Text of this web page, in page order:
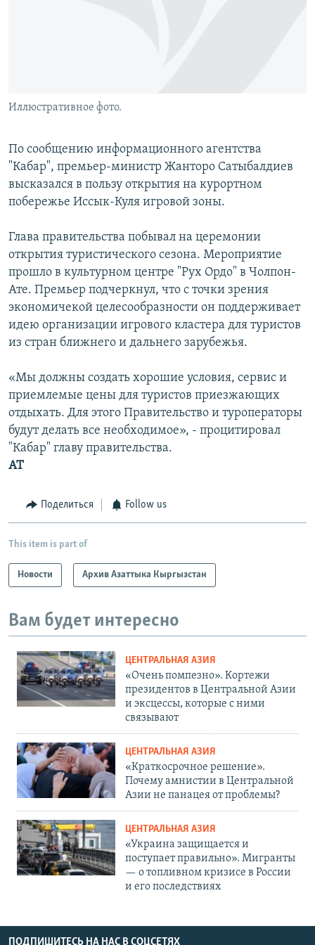
Иллюстративное фото.
По сообщению информационного агентства
"Кабар", премьер-министр Жанторо Сатыбалдиев
высказался в пользу открытия на курортном
побережье Иссык-Куля игровой зоны.
Глава правительства побывал на церемонии
открытия туристического сезона. Мероприятие
прошло в культурном центре "Рух Ордо" в Чолпон-
Ате. Премьер подчеркнул, что с точки зрения
экономичекой целесообразности он поддерживает
идею организации игрового кластера для туристов
из стран ближнего и дальнего зарубежья.
«Мы должны создать хорошие условия, сервис и
приемлемые цены для туристов приезжающих
отдыхать. Для этого Правительство и туроператоры
будут делать все необходимое», - процитировал
"Кабар" главу правительства.
АТ
Поделиться Follow us
This item is part of
Новости Архив Азаттыка Кыргызстан
Вам будет интересно
ЦЕНТРАЛЬНАЯ АЗИЯ
«Очень помпезно». Кортежи
президентов в Центральной Азии
и эксцессы, которые с ними
связывают
ЦЕНТРАЛЬНАЯ АЗИЯ
«Краткосрочное решение».
Почему амнистии в Центральной
Азии не панацея от проблемы?
ЦЕНТРАЛЬНАЯ АЗИЯ
«Украина защищается и
поступает правильно». Мигранты
— о топливном кризисе в России
и его последствиях
ПОДПИШИТЕСЬ НА НАС В СОЦСЕТЯХ